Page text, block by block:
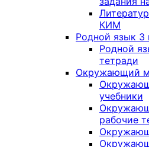
КИМ
Родной язык 3
Родной
тетради
Окружающий
учебники
рабочие